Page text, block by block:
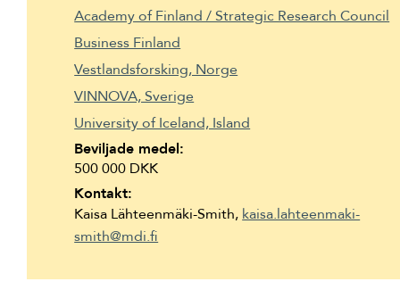
Academy of Finland / Strategic Research Council
Business Finland
Vestlandsforsking, Norge
VINNOVA, Sverige
University of Iceland, Island
Beviljade medel:
500 000 DKK
Kontakt:
Kaisa Lähteenmäki-Smith, kaisa.lahteenmaki-
smith@mdi.fi